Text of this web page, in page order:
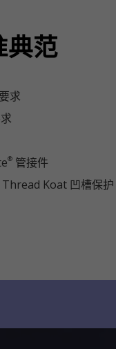
典范
求
®管接件
Koat 凹槽保护